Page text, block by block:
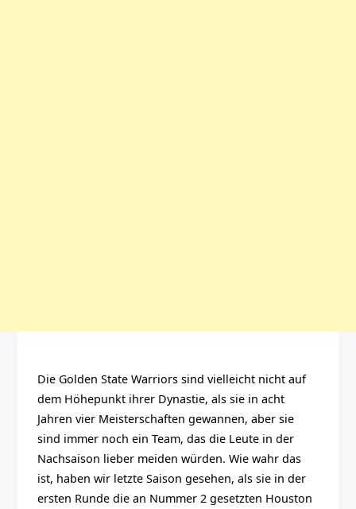
Die Golden State Warriors sind vielleicht nicht auf
dem Höhepunkt ihrer Dynastie, als sie in acht
Jahren vier Meisterschaften gewannen, aber sie
sind immer noch ein Team, das die Leute in der
Nachsaison lieber meiden würden. Wie wahr das
ist, haben wir letzte Saison gesehen, als sie in der
ersten Runde die an Nummer 2 gesetzten Houston